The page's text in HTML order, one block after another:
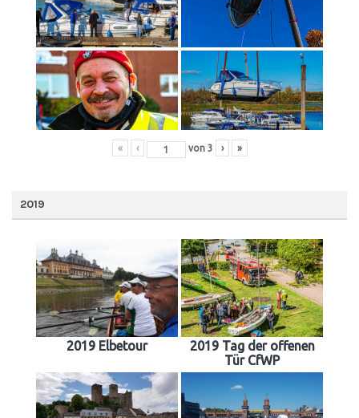
« ‹ von 3 › »
2019
2019 Elbetour
2019 Tag der offenen
Tür CfWP